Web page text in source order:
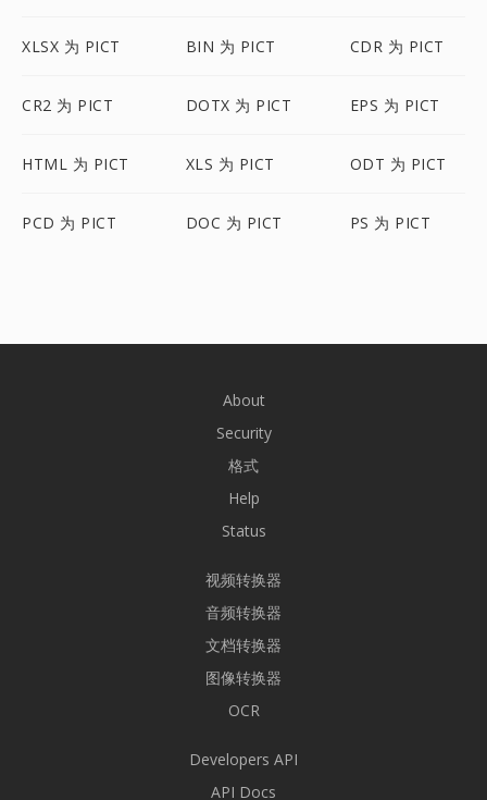
XLSX 为 PICT BIN 为 PICT CDR 为 PICT
CR2 为 PICT DOTX 为 PICT EPS 为 PICT
HTML 为 PICT XLS 为 PICT ODT 为 PICT
PCD 为 PICT DOC 为 PICT PS 为 PICT
About
Security
格式
Help
Status
视频转换器
音频转换器
文档转换器
图像转换器
OCR
Developers API
API Docs